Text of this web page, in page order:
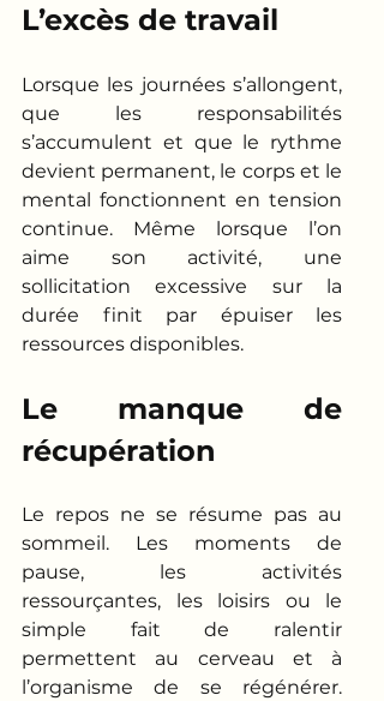
L’excès de travail
Lorsque les journées s’allongent,
que les responsabilités
s’accumulent et que le rythme
devient permanent, le corps et le
mental fonctionnent en tension
continue. Même lorsque l’on
aime son activité, une
sollicitation excessive sur la
durée finit par épuiser les
ressources disponibles.
Le manque de
récupération
Le repos ne se résume pas au
sommeil. Les moments de
pause, les activités
ressourçantes, les loisirs ou le
simple fait de ralentir
permettent au cerveau et à
l’organisme de se régénérer.